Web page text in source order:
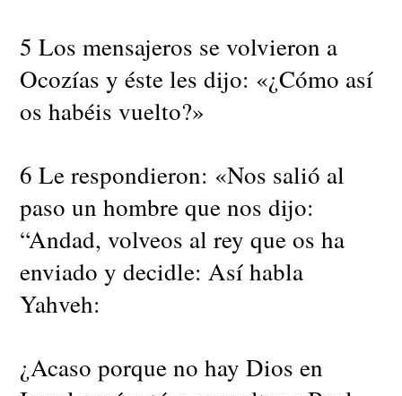
5 Los mensajeros se volvieron a
Ocozías y éste les dijo: «¿Cómo así
os habéis vuelto?»
6 Le respondieron: «Nos salió al
paso un hombre que nos dijo:
“Andad, volveos al rey que os ha
enviado y decidle: Así habla
Yahveh:
¿Acaso porque no hay Dios en